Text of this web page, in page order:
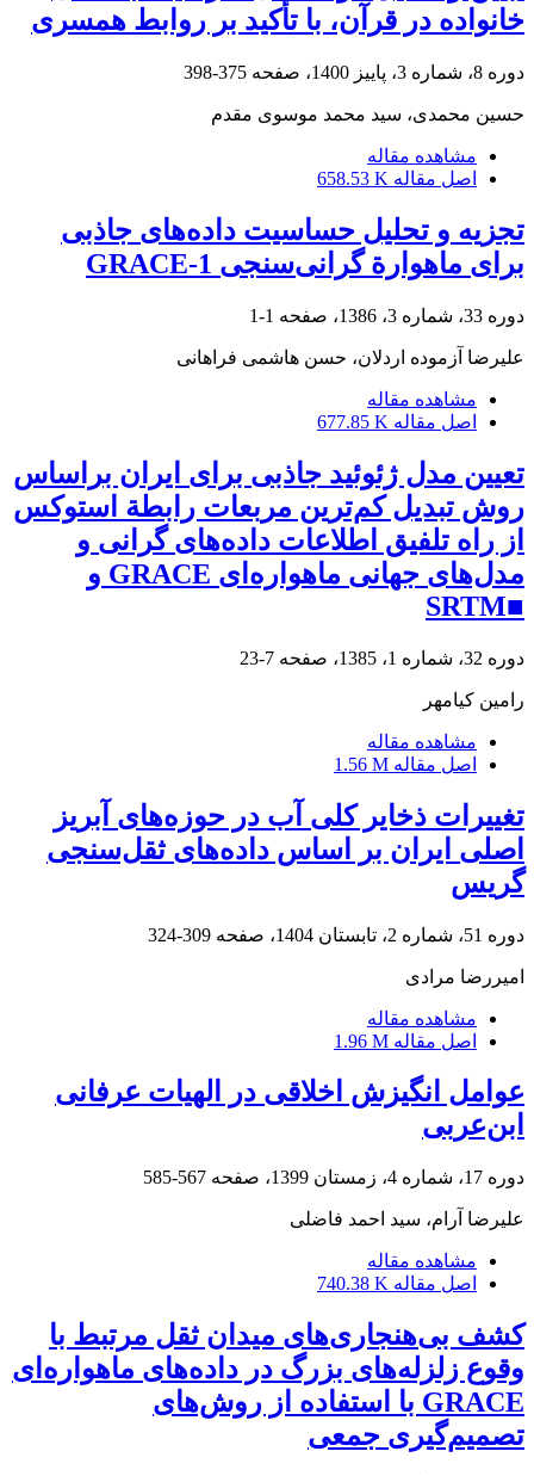
خانواده در قرآن، با تأکید بر روابط همسری
دوره 8، شماره 3، پاییز 1400، صفحه 375-398
حسین محمدی، سید محمد موسوی مقدم
مشاهده مقاله
اصل مقاله 658.53 K
تجزیه و تحلیل حساسیت داده‌های جاذبی
برای ماهوارة گرانی‌سنجی GRACE-1
دوره 33، شماره 3، 1386، صفحه 1-1
علیرضا آزموده اردلان، حسن هاشمی فراهانی
مشاهده مقاله
اصل مقاله 677.85 K
تعیین مدل ژئوئید جاذبی برای ایران براساس
روش تبدیل کم‌ترین مربعات رابطة استوکس
از راه تلفیق اطلاعات داده‌های گرانی و
مدل‌های جهانی ماهواره‌ای GRACE و
■SRTM
دوره 32، شماره 1، 1385، صفحه 7-23
رامین کیامهر
مشاهده مقاله
اصل مقاله 1.56 M
تغییرات ذخایر کلی آب در حوزه‌های آبریز
اصلی ایران بر اساس داده‌های ثقل‌سنجی
گریس
دوره 51، شماره 2، تابستان 1404، صفحه 309-324
امیررضا مرادی
مشاهده مقاله
اصل مقاله 1.96 M
عوامل انگیزش اخلاقی در الهیات عرفانی
ابن‌عربی
دوره 17، شماره 4، زمستان 1399، صفحه 567-585
علیرضا آرام، سید احمد فاضلی
مشاهده مقاله
اصل مقاله 740.38 K
کشف بی‌هنجاری‌های میدان ثقل مرتبط با
وقوع زلزله‌های بزرگ در داده‌های ماهواره‌ای
GRACE با استفاده از روش‌های
تصمیم‌گیری جمعی